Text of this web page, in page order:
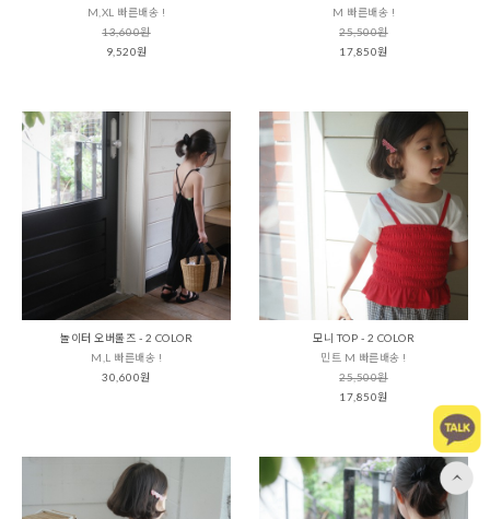
M,XL 빠른배송 !
13,600원
9,520원
M 빠른배송 !
25,500원
17,850원
놀이터 오버롤즈 - 2 COLOR
M,L 빠른배송 !
30,600원
모니 TOP - 2 COLOR
민트 M 빠른배송 !
25,500원
17,850원